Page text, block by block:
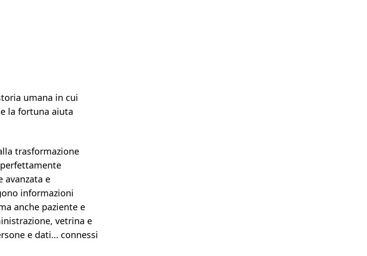
umana in cui
la fortuna aiuta
trasformazione
e
informazioni
anche paziente e
vetrina e
e dati… connessi